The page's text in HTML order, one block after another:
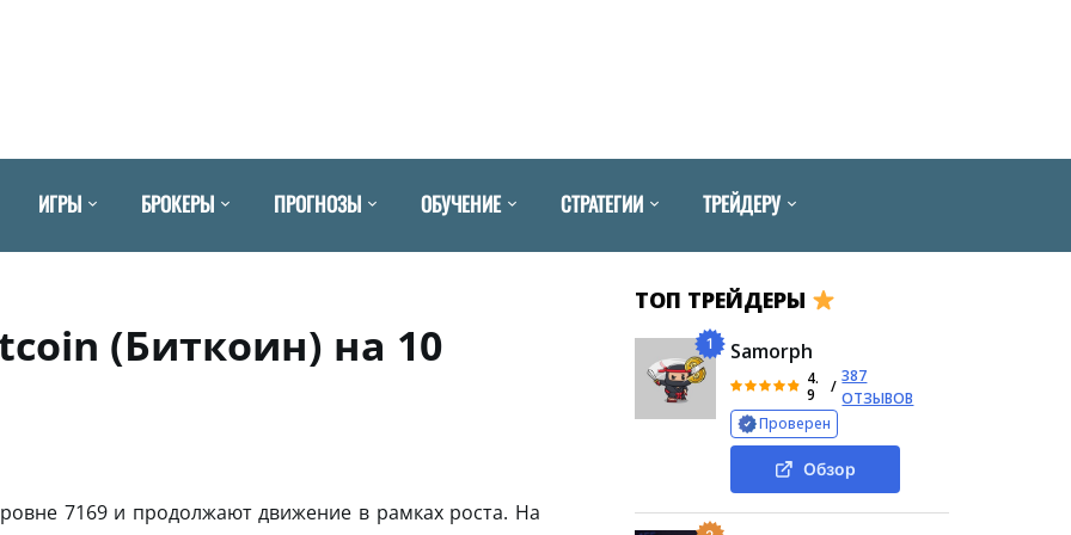
ИГРЫ БРОКЕРЫ ПРОГНОЗЫ ОБУЧЕНИЕ СТРАТЕГИИ ТРЕЙДЕРУ
(Биткоин) на 10
7169 и продолжают движение в рамках роста. На
ТОП ТРЕЙДЕРЫ
1 Samorph
4.
9
/
387
ОТЗЫВОВ
Проверен
Обзор